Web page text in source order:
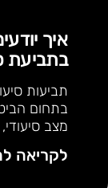
איך
בתביעת
תביעות
בתחום
מצב
לקריאה